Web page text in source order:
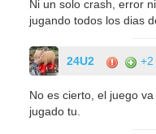
Ni un solo crash, error
jugando todos los dias
24U2 +2
No es cierto, el juego
jugado tu.